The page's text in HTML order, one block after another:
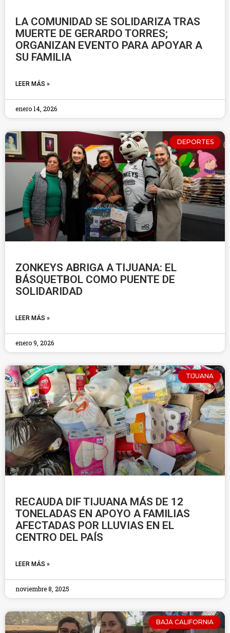
LA COMUNIDAD SE SOLIDARIZA TRAS
MUERTE DE GERARDO TORRES;
ORGANIZAN EVENTO PARA APOYAR A
SU FAMILIA
LEER MÁS »
enero 14, 2026
DEPORTES
ZONKEYS ABRIGA A TIJUANA: EL
BÁSQUETBOL COMO PUENTE DE
SOLIDARIDAD
LEER MÁS »
enero 9, 2026
TIJUANA
RECAUDA DIF TIJUANA MÁS DE 12
TONELADAS EN APOYO A FAMILIAS
AFECTADAS POR LLUVIAS EN EL
CENTRO DEL PAÍS
LEER MÁS »
noviembre 8, 2025
BAJA CALIFORNIA